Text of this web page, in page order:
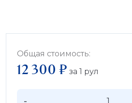
Общая стоимость:
12 300 ₽ за 1 рул